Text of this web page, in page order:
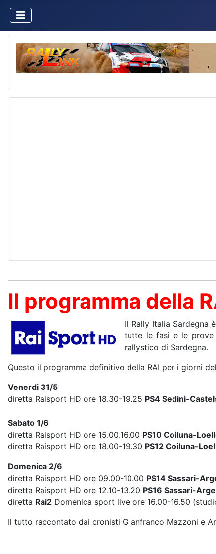
Il programma della
Il Rally Italia Sardegna
tutte le fasi e le prove
rallystico di Sardegna.
Questo il programma definitivo della RAI per i giorni
Venerdi 31/5
diretta Raisport HD ore 18.30-19.25 PS4 Sedini-
Sabato 1/6
diretta Raisport HD ore 15.00.16.00 PS10 Coiluna-
diretta Raisport HD ore 18.00-19.30 PS12 Coiluna-
Domenica 2/6
diretta Raisport HD ore 09.00-10.00 PS14 Sassari-
diretta Raisport HD ore 12.10-13.20 PS16 Sassari-
diretta Rai2 Domenica sport live ore 16.00-16.50
Il tutto raccontato dai cronisti Gianfranco Mazzoni e